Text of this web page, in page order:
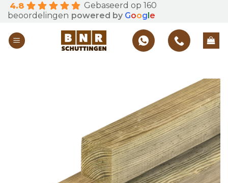
Skip
to
content
4.8
Gebaseerd op 160
beoordelingen powered by Goog e